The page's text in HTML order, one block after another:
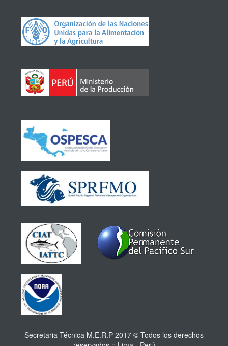
Secretaria Técnica M.E.R.P 2017 © Todos los derechos